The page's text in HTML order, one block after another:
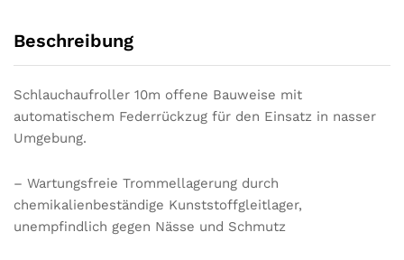
Beschreibung
Schlauchaufroller 10m offene Bauweise mit
automatischem Federrückzug für den Einsatz in nasser
Umgebung.
– Wartungsfreie Trommellagerung durch
chemikalienbeständige Kunststoffgleitlager,
unempfindlich gegen Nässe und Schmutz